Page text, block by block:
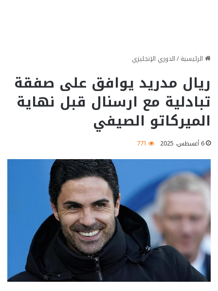
الرئيسية/الدوري الإنجليزي
ريال مدريد يوافق على صفقة
تبادلية مع ارسنال قبل نهاية
الميركاتو الصيفي
6 أغسطس، 2025 771